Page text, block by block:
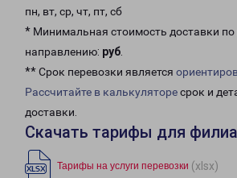
пн, вт, ср, чт, пт, сб
* Минимальная стоимость доставки
направлению: руб.
** Срок перевозки является
Рассчитайте в калькуляторесрок и
доставки.
Скачать тарифы для
Тарифы на услуги перевозки (xlsx)